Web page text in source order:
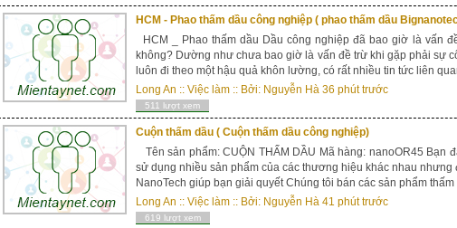
HCM - Phao thấm dầu công nghiệp ( phao thấm dầu
HCM _ Phao thấm dầu Dầu công nghiệp đã bao giờ là vấn
không? Dường như chưa bao giờ là vấn đề trừ khi gặp phải sự
luôn đi theo một hậu quả khôn lường, có rất nhiều tin tức liên
Long An :: Việc làm :: Bởi: Nguyễn Hà 36 phút trước
511 lượt xem
Cuộn thấm dầu ( Cuộn thấm dầu công nghiệp)
Tên sản phẩm: CUỘN THẤM DẦU Mã hàng: nanoOR45 Bạn
sử dụng nhiều sản phẩm của các thương hiệu khác nhau
NanoTech giúp bạn giải quyết Chúng tôi bán các sản phẩm
Long An :: Việc làm :: Bởi: Nguyễn Hà 41 phút trước
619 lượt xem